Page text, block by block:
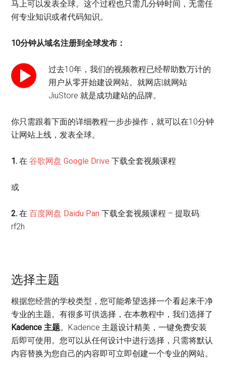
马上可以发表全球。这个过程也只需几分钟时间，无需任
何专业知识或者代码知识。
10分钟从域名注册到全球发布：
过去10年，我们的视频教程已经帮助数万计的
用户从零开始建设网站。就网店|就网站
JiuStore 就是成功建站的品牌。
你只需跟着下面的详细教程一步步操作，就可以在10分钟
让网站上线，发表全球。
1. 在谷歌网盘 Google Drive 下载全套视频课程
或
2. 在百度网盘 Daidu Pan 下载全套视频课程 – 提取码:
rf2h
选择主题
根据您经营的学校类型，您可能希望选择一个看起来干净
专业的主题。有很多可供选择，在本教程中，我们选择了
Kadence 主题。Kadence 主题设计精美，一键免费安装
后即可使用。您可以从任何设计中进行选择，只需将默认
内容替换为您自己的内容即可立即创建一个专业的网站。